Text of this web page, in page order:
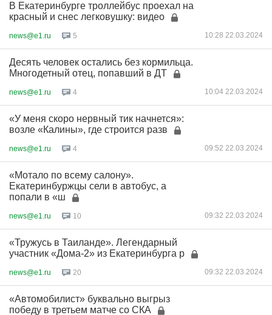
В Екатеринбурге троллейбус проехал на
красный и снес легковушку: видео
news@e1.ru 5 10:28 22.03.2024
Десять человек остались без кормильца.
Многодетный отец, попавший в ДТ
news@e1.ru 4 10:04 22.03.2024
«У меня скоро нервный тик начнется»:
возле «Калины», где строится разв
news@e1.ru 4 09:52 22.03.2024
«Мотало по всему салону».
Екатеринбуржцы сели в автобус, а
попали в «ш
news@e1.ru 10 09:32 22.03.2024
«Тружусь в Таиланде». Легендарный
участник «Дома-2» из Екатеринбурга р
news@e1.ru 20 09:32 22.03.2024
«Автомобилист» буквально выгрыз
победу в третьем матче со СКА